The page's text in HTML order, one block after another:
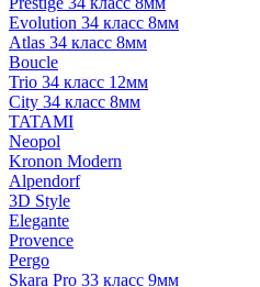
Evolution 34 класс 8мм
Atlas 34 класс 8мм
Boucle
Trio 34 класс 12мм
City 34 класс 8мм
TATAMI
Neopol
Kronon Modern
Alpendorf
3D Style
Elegante
Provence
Pergo
Skara Pro 33 класс 9мм